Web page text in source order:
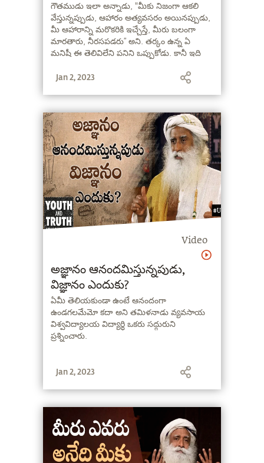
గౌతముడు ఇలా అన్నాడు, "మీకు నిజంగా ఆకలి
వేస్తున్నప్పుడు, ఆహారం అత్యవసరం అయినప్పుడు,
మీ ఆహారాన్ని మరొకరికి ఇచ్చేస్తే, మీరు బలంగా
మారతారు, నీరసపడరు” అని. తర్కం ఉన్న ఏ
మనిషీ ఈ తెలివిలేని పనిని ఒప్పుకోడు. కానీ ఇది
అంటున్నారు.
Jan 2, 2023
Video
అజ్ఞానం ఆనందమిస్తున్నపుడు,
విజ్ఞానం ఎందుకు?
ఏమీ తెలియకుండా ఉంటే ఆనందంగా
ఉండగలమేమో కదా అని తమిళనాడు వ్యవసాయ
విశ్వవిద్యాలయ విద్యార్ధి ఒకరు సద్గురుని
ప్రశ్నించారు.
Jan 2, 2023